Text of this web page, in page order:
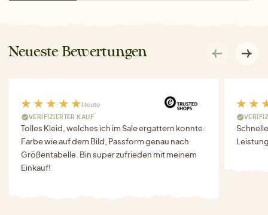
Neueste Bewertungen
Heute
VERIFIZIERTER KAUF
Tolles Kleid, welches ich im Sale ergattern konnte.
Farbe wie auf dem Bild, Passform genau nach
Größentabelle. Bin super zufrieden mit meinem
Einkauf!